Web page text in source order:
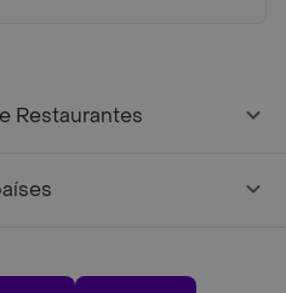
Restaurantes